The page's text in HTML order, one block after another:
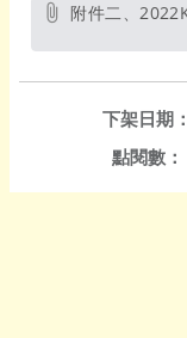
附件二、2022KDP全國學校經營與教學創新國際認證獎：
下架日期：
點閱數：